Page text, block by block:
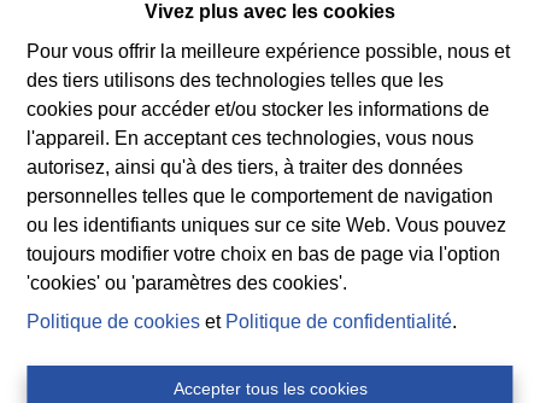
Vivez plus avec les cookies
Pour vous offrir la meilleure expérience possible, nous et
des tiers utilisons des technologies telles que les
cookies pour accéder et/ou stocker les informations de
l'appareil. En acceptant ces technologies, vous nous
autorisez, ainsi qu'à des tiers, à traiter des données
personnelles telles que le comportement de navigation
ou les identifiants uniques sur ce site Web. Vous pouvez
toujours modifier votre choix en bas de page via l'option
'cookies' ou 'paramètres des cookies'.
Politique de cookies et Politique de confidentialité.
Accepter tous les cookies
Rue Jean de Bohême 5
6940 DURBUY
Tel.:+32 86 218080
E-mail:info@cosseimmo.be
Suivez nos nouveaux biens, nos conseils immobiliers et
l’actualité de l’agence à Durbuy sur nos réseaux
sociaux.